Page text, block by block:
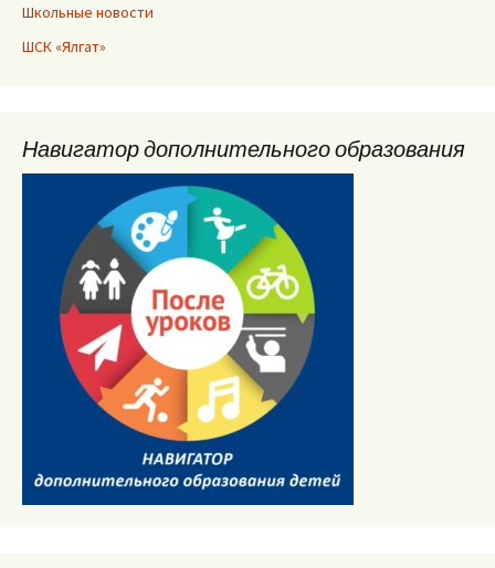
Школьные новости
ШСК «Ялгат»
Навигатор дополнительного образования